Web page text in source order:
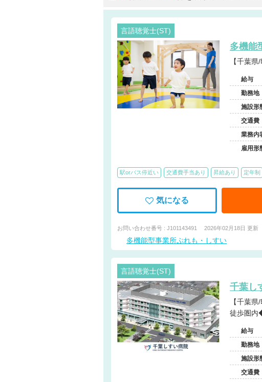
言語聴覚士(ST)
多機能
給与
勤務地
施設形
交通費
業務内
雇用形
駅orバス停近い 交通費手当あり 昇給あり 定年制
気になる
お問い合わせ番号 : J101143491 2026年02月18日 更新
多機能型事業所ぷれも・しすい
言語聴覚士(ST)
千葉し
【千葉県/印旛郡酒々井町】
徒歩圏内
給与
勤務地
施設形
交通費